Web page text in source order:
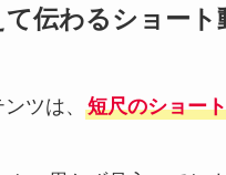
て伝わるショート
ツは、 短尺のショー